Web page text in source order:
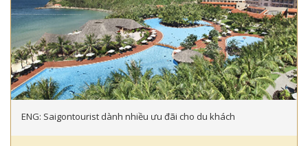
ENG: Saigontourist dành nhiều ưu đãi cho du khách